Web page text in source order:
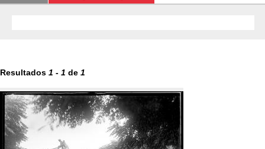
Resultados 1 - 1 de 1